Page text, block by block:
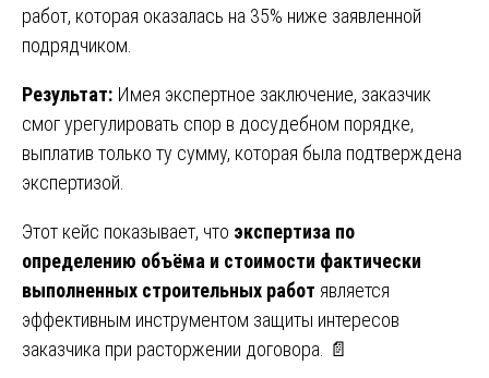
работ, которая оказалась на 35% ниже заявленной
подрядчиком.
Результат: Имея экспертное заключение, заказчик
смог урегулировать спор в досудебном порядке,
выплатив только ту сумму, которая была подтверждена
экспертизой.
Этот кейс показывает, что экспертиза по
определению объёма и стоимости фактически
выполненных строительных работ является
эффективным инструментом защиты интересов
заказчика при расторжении договора. 📄